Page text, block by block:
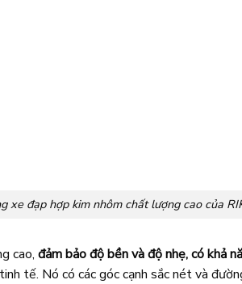
xe đạp hợp kim nhôm chất lượng cao của
cao, đảm bảo độ bền và độ nhẹ, có khả
tế. Nó có các góc cạnh sắc nét và